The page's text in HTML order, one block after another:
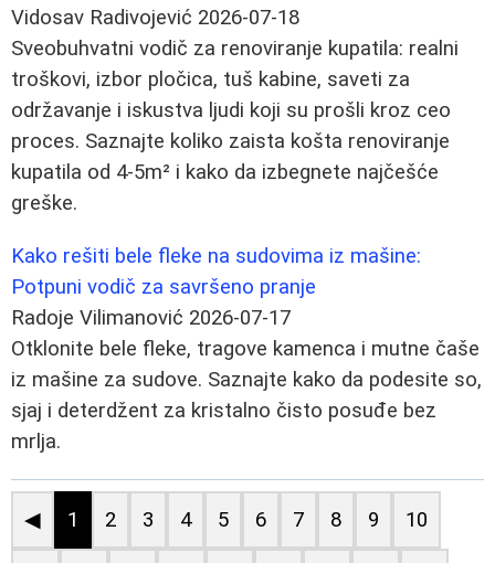
Vidosav Radivojević 2026-07-18
Sveobuhvatni vodič za renoviranje kupatila: realni
troškovi, izbor pločica, tuš kabine, saveti za
održavanje i iskustva ljudi koji su prošli kroz ceo
proces. Saznajte koliko zaista košta renoviranje
kupatila od 4-5m² i kako da izbegnete najčešće
greške.
Kako rešiti bele fleke na sudovima iz mašine:
Potpuni vodič za savršeno pranje
Radoje Vilimanović 2026-07-17
Otklonite bele fleke, tragove kamenca i mutne čaše
iz mašine za sudove. Saznajte kako da podesite so,
sjaj i deterdžent za kristalno čisto posuđe bez
mrlja.
◀ 1 2 3 4 5 6 7 8 9 10